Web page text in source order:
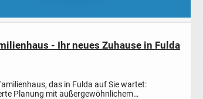
- Ihr neues Zuhause in Fulda
das in Fulda auf Sie wartet:
Planung mit außergewöhnlichem